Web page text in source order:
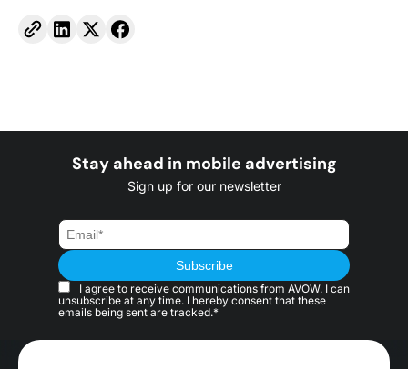
Stay ahead in mobile advertising
Sign up for our newsletter
I agree to receive communications from AVOW. I can
unsubscribe at any time. I hereby consent that these
emails being sent are tracked.*